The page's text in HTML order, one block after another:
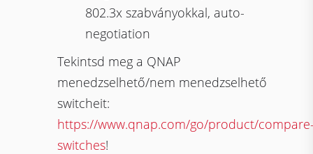
802.3x szabványokkal, auto-
negotiation
Tekintsd meg a QNAP
menedzselhető/nem menedzselhető
switcheit:
https://www.qnap.com/go/product/
switches!